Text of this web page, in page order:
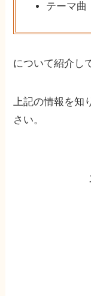
テーマ曲
について紹介し
上記の情報を知
さい。